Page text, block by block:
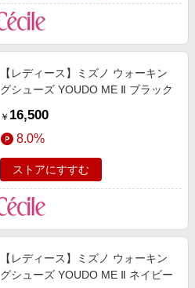
【レディース】ミズノ ウォーキン
グシューズ YOUDO ME Ⅱ ブラック
￥ 16,500
8.0%
ストアにすすむ
【レディース】ミズノ ウォーキン
グシューズ YOUDO ME Ⅱ ネイビー